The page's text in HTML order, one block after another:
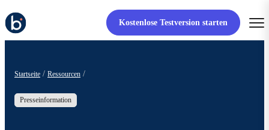
Kostenlose Testversion starten
Startseite Ressourcen
Presseinformation